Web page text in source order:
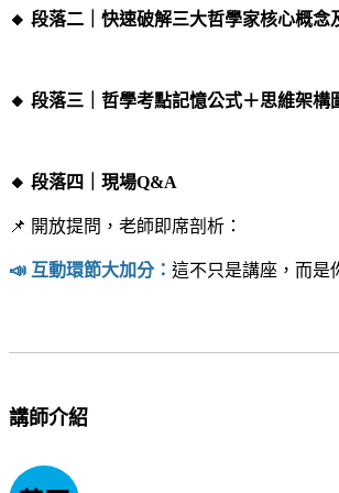
🔸 段落二｜快速破解三大哲學家核心概念
🔸 段落三｜哲學考點記憶公式＋思維架構
🔸 段落四｜現場Q&A
📌 開放提問，老師即席剖析：
📣 互動環節大加分： 這不只是講座，而是
講師介紹